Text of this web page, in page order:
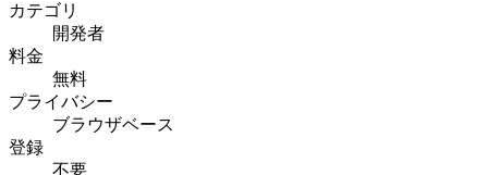
カテゴリ
開発者
料金
無料
プライバシー
ブラウザベース
登録
不要